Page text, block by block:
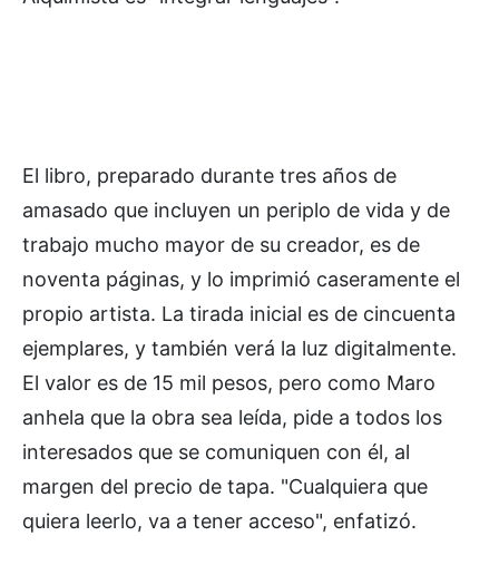
El libro, preparado durante tres años de
amasado que incluyen un periplo de vida y de
trabajo mucho mayor de su creador, es de
noventa páginas, y lo imprimió caseramente el
propio artista. La tirada inicial es de cincuenta
ejemplares, y también verá la luz digitalmente.
El valor es de 15 mil pesos, pero como Maro
anhela que la obra sea leída, pide a todos los
interesados que se comuniquen con él, al
margen del precio de tapa. "Cualquiera que
quiera leerlo, va a tener acceso", enfatizó.